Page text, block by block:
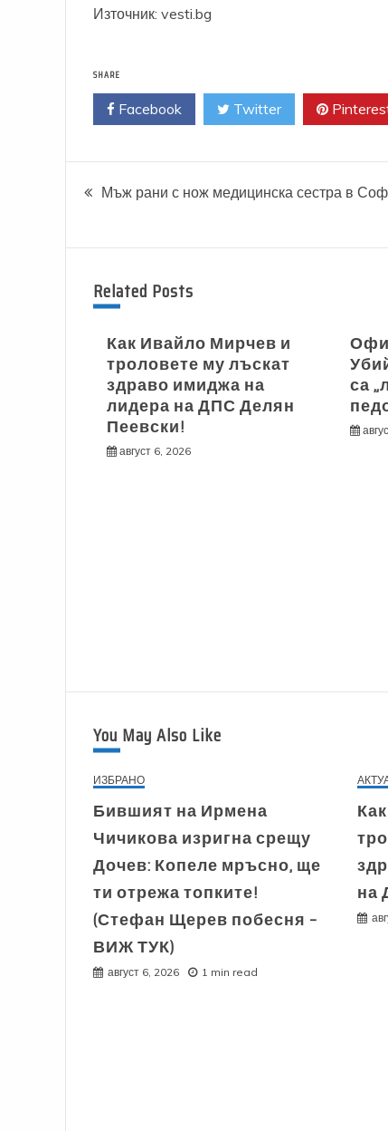
Източник: vesti.bg
SHARE
Facebook Twitter
Навигация
Мъж рани с нож медицинска сестра в
Related Posts
Как Ивайло Мирчев и
троловете му лъскат
здраво имиджа на
лидера на ДПС Делян
Пеевски!
август 6, 2026
са
You May Also Like
ИЗБРАНО
Бившият на Ирмена
Чичикова изригна срещу
Дочев: Копеле мръсно, ще
ти отрежа топките!
(Стефан Щерев побесня –
ВИЖ ТУК)
август 6, 2026 1 min read
на